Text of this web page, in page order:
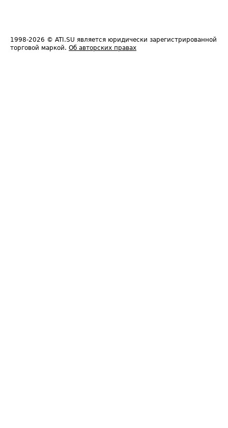
1998-2026 © ATI.SU является юридически зарегистрированной
торговой маркой. Об авторских правах